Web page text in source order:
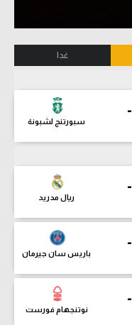
غدا
-
سبورتنج لشبونة
-
ريال مدريد
-
باريس سان جيرمان
-
نوتنجهام فورست